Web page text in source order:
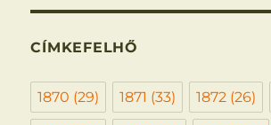
CÍMKEFELHŐ
1870 (29) 1871 (33) 1872 (26)